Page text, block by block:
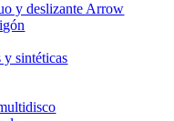
y deslizante Arrow
y sintéticas